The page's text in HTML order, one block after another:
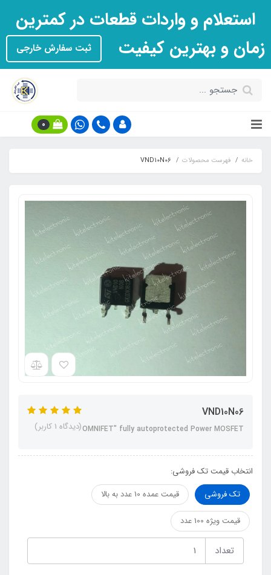
استعلام و واردات قطعات در کمترین
زمان و بهترین کیفیت
ثبت سفارش خارجی
0
خانه فهرست محصولات VND10N06
VND10N06
OMNIFET" fully autoprotected Power MOSFET(دیدگاه 1 کاربر)
انتخاب قیمت تک فروشی:
تک فروشی
قیمت عمده 10 عدد به بالا
قیمت ویژه 100 عدد
تعداد